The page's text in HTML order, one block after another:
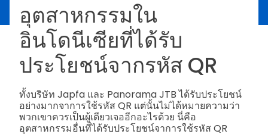
อุตสาหกรรมใน
อินโดนีเซียที่ได้รับ
ประโยชน์จากรหัส QR
ทั้งบริษัท Japfa และ Panorama JTB ได้รับประโยชน์
อย่างมากจาการใช้รหัส QR แต่นั้นไม่ได้หมายความว่า
พวกเขาควรเป็นผู้เดียวเจออีกอะไรด้วย นี่คือ
อุตสาหกรรมอื่นที่ได้รับประโยชน์จาการใช้รหัส QR